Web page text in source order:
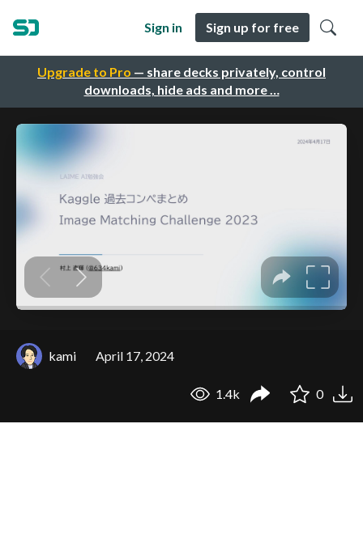
Upgrade to Pro — share decks privately, control
downloads, hide ads and more …
Sign in Sign up for free
kami April 17, 2024
1.4k 0